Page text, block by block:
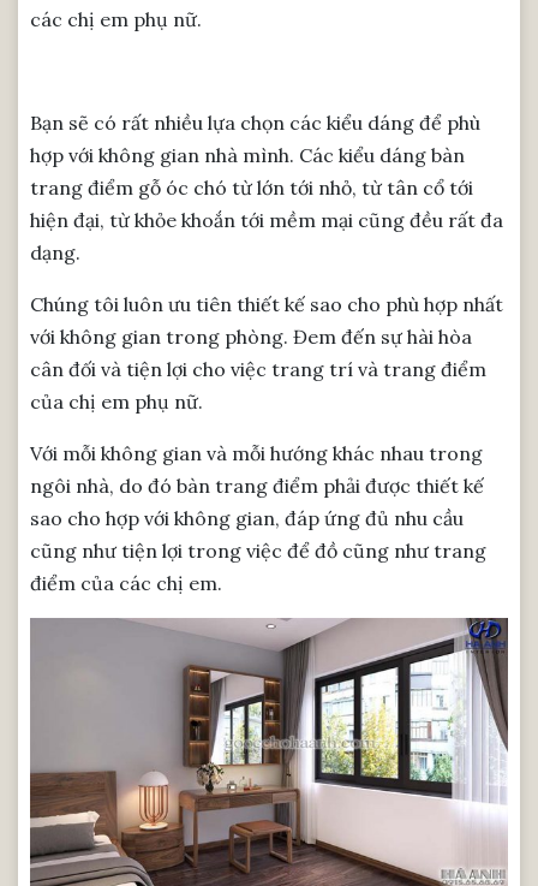
các chị em phụ nữ.
Bạn sẽ có rất nhiều lựa chọn các kiểu dáng để phù
hợp với không gian nhà mình. Các kiểu dáng bàn
trang điểm gỗ óc chó từ lớn tới nhỏ, từ tân cổ tới
hiện đại, từ khỏe khoắn tới mềm mại cũng đều rất đa
dạng.
Chúng tôi luôn ưu tiên thiết kế sao cho phù hợp nhất
với không gian trong phòng. Đem đến sự hài hòa
cân đối và tiện lợi cho việc trang trí và trang điểm
của chị em phụ nữ.
Với mỗi không gian và mỗi hướng khác nhau trong
ngôi nhà, do đó bàn trang điểm phải được thiết kế
sao cho hợp với không gian, đáp ứng đủ nhu cầu
cũng như tiện lợi trong việc để đồ cũng như trang
điểm của các chị em.